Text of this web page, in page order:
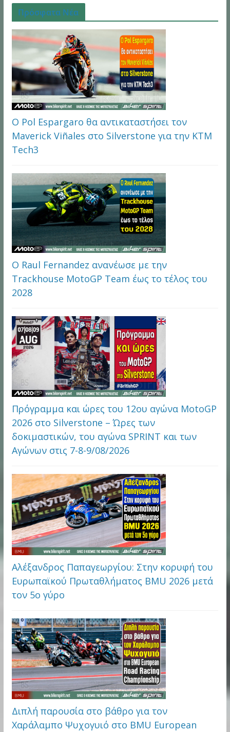
Πρόσφατα Νέα
Ο Pol Espargaro θα αντικαταστήσει τον
Maverick Viñales στο Silverstone για την KTM
Tech3
Ο Raul Fernandez ανανέωσε με την
Trackhouse MotoGP Team έως το τέλος του
2028
Πρόγραμμα και ώρες του 12ου αγώνα MotoGP
2026 στo Silverstone – Ώρες των
δοκιμαστικών, του αγώνα SPRINT και των
Αγώνων στις 7-8-9/08/2026
Αλέξανδρος Παπαγεωργίου: Στην κορυφή του
Ευρωπαϊκού Πρωταθλήματος BMU 2026 μετά
τον 5ο γύρο
Διπλή παρουσία στο βάθρο για τον
Χαράλαμπο Ψυχογυιό στο BMU European